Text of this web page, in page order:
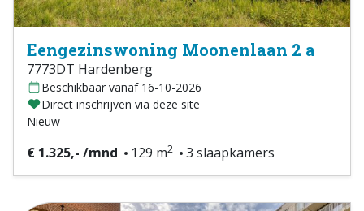
Eengezinswoning Moonenlaan 2 a
7773DT Hardenberg
Beschikbaar vanaf 16-10-2026
Direct inschrijven via deze site
Nieuw
€ 1.325,- /mnd 129 m2 3 slaapkamers